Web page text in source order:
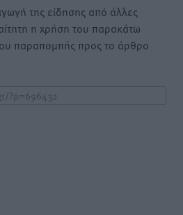
της είδησης από άλλες
η χρήση του παρακάτω
παραπομπής προς το άρθρο